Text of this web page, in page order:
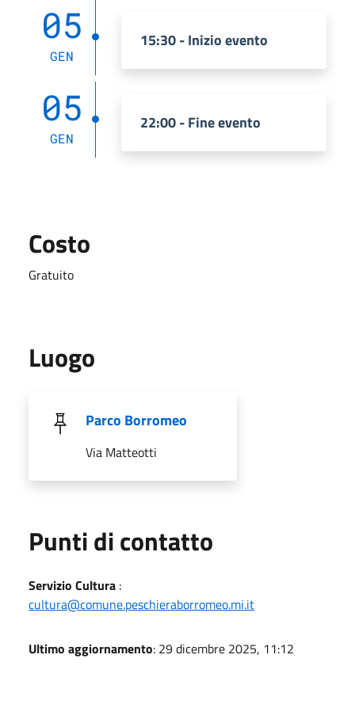
05
GEN
15:30 - Inizio evento
05
GEN
22:00 - Fine evento
Costo
Gratuito
Luogo
Parco Borromeo
Via Matteotti
Punti di contatto
Servizio Cultura :
cultura@comune.peschieraborromeo.mi.it
Ultimo aggiornamento: 29 dicembre 2025, 11:12